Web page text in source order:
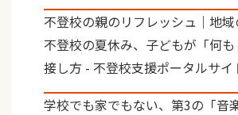
不登校の親のリフレッシュ｜地
不登校の夏休み、子どもが「何
接し方 - 不登校支援ポータルサイ
学校でも家でもない、第3の「音